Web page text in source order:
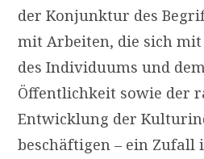
der Konjunktur des
mit Arbeiten, die sich
des Individuums und
Öffentlichkeit sowie der
Entwicklung der
beschäftigen – ein Zufall